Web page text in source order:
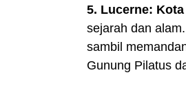
5. Lucerne:
sejarah dan
sambil
Gunung Pilatus